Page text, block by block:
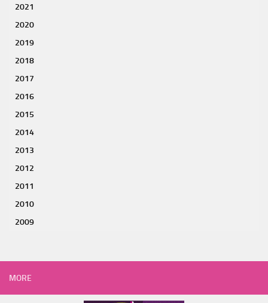
2021
2020
2019
2018
2017
2016
2015
2014
2013
2012
2011
2010
2009
MORE